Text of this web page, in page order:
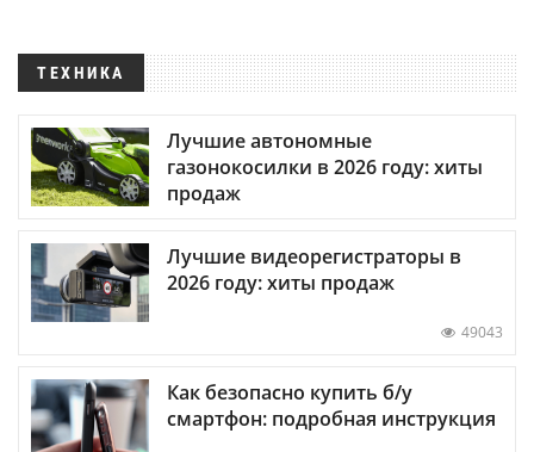
ТЕХНИКА
Лучшие автономные
газонокосилки в 2026 году: хиты
продаж
Лучшие видеорегистраторы в
2026 году: хиты продаж
49043
Как безопасно купить б/у
смартфон: подробная инструкция